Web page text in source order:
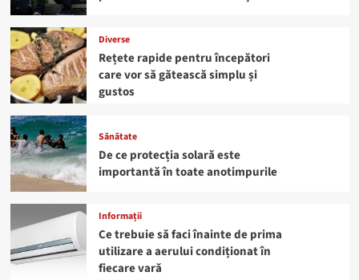
Diverse
Rețete rapide pentru începători
care vor să gătească simplu și
gustos
Sănătate
De ce protecția solară este
importantă în toate anotimpurile
Informații
Ce trebuie să faci înainte de prima
utilizare a aerului condiționat în
fiecare vară